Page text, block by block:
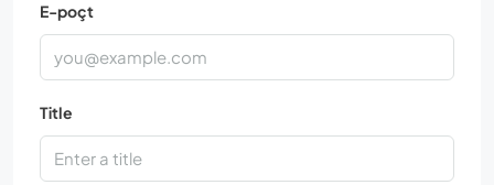
E-poçt
Title